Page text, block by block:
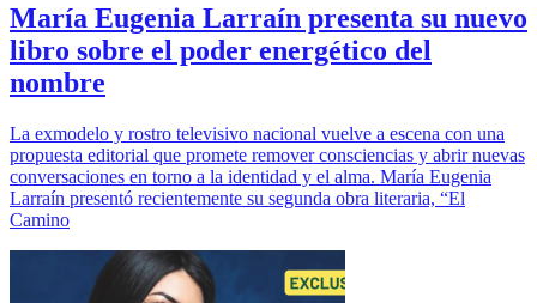
María Eugenia Larraín presenta su nuevo
libro sobre el poder energético del
nombre
La exmodelo y rostro televisivo nacional vuelve a escena con una
propuesta editorial que promete remover consciencias y abrir nuevas
conversaciones en torno a la identidad y el alma. María Eugenia
Larraín presentó recientemente su segunda obra literaria, “El
Camino